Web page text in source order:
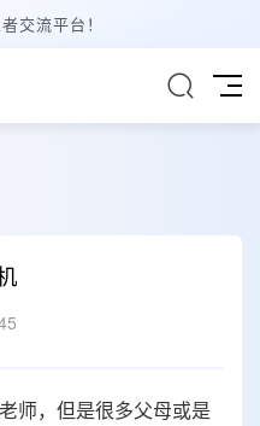
交流平台！
师，但是很多父母或是